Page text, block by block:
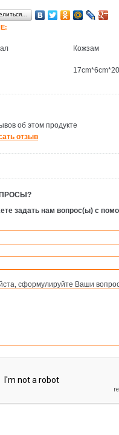
Кожзам
об этом продукте
отзыв
задать нам вопрос(ы) с
сформулируйте Ваши